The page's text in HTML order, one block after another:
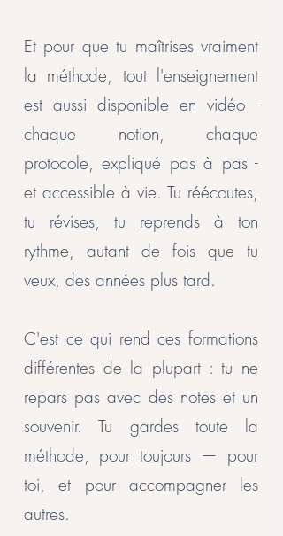
Et pour que tu maîtrises vraiment
la méthode, tout l'enseignement
est aussi disponible en vidéo -
chaque notion, chaque
protocole, expliqué pas à pas -
et accessible à vie. Tu réécoutes,
tu révises, tu reprends à ton
rythme, autant de fois que tu
veux, des années plus tard.
C'est ce qui rend ces formations
différentes de la plupart : tu ne
repars pas avec des notes et un
souvenir. Tu gardes toute la
méthode, pour toujours — pour
toi, et pour accompagner les
autres.